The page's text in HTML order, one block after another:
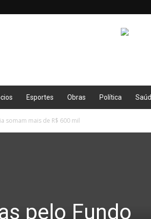
Esportes Obras Política
somam mais de R$ 600 mil
pelo Fundo